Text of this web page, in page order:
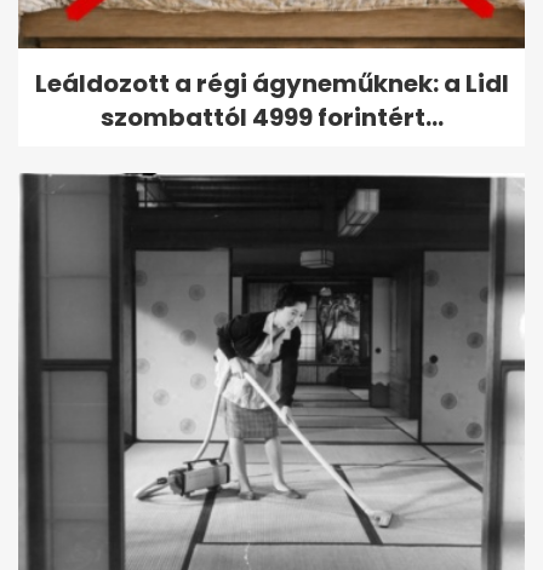
Leáldozott a régi ágyneműknek: a Lidl
szombattól 4999 forintért...